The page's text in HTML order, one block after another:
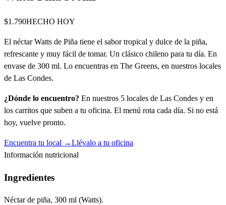
$1.790HECHO HOY
El néctar Watts de Piña tiene el sabor tropical y dulce de la piña,
refrescante y muy fácil de tomar. Un clásico chileno para tu día. En
envase de 300 ml. Lo encuentras en The Greens, en nuestros locales
de Las Condes.
¿Dónde lo encuentro? En nuestros 5 locales de Las Condes y en
los carritos que suben a tu oficina. El menú rota cada día. Si no está
hoy, vuelve pronto.
Encuentra tu local →Llévalo a tu oficina
Información nutricional
Ingredientes
Néctar de piña, 300 ml (Watts).